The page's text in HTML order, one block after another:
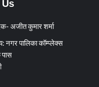
अजीत कुमार शर्मा
नगर पालिका कॉम्प्लेक्स